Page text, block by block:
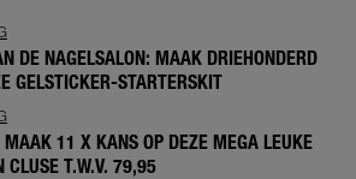
DE NAGELSALON: MAAK DRIEHONDERD
GELSTICKER-STARTERSKIT
MAAK 11 X KANS OP DEZE MEGA LEUKE
CLUSE T.W.V. 79,95